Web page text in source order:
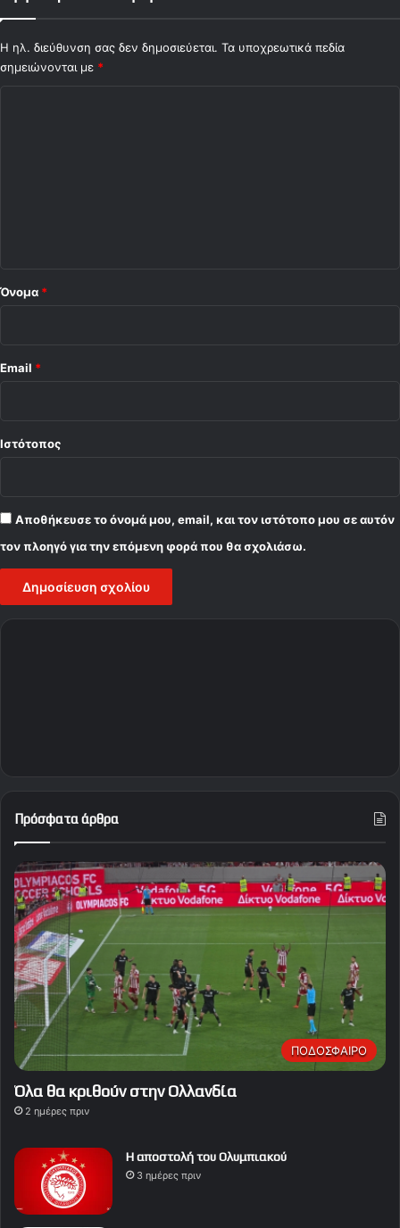
Η ηλ. διεύθυνση σας δεν δημοσιεύεται. Τα υποχρεωτικά πεδία
σημειώνονται με *
Όνομα *
Email *
Ιστότοπος
Αποθήκευσε το όνομά μου, email, και τον ιστότοπο μου σε αυτόν
τον πλοηγό για την επόμενη φορά που θα σχολιάσω.
Πρόσφατα άρθρα
ΠΟΔΟΣΦΑΙΡΟ
Όλα θα κριθούν στην Ολλανδία
2 ημέρες πριν
Η αποστολή του Ολυμπιακού
3 ημέρες πριν